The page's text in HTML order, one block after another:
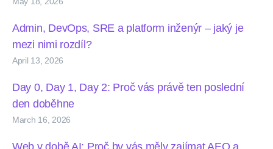
Admin, DevOps, SRE a platform inženýr – jaký je
mezi nimi rozdíl?
April 13, 2026
Day 0, Day 1, Day 2: Proč vás právě ten poslední
den doběhne
March 16, 2026
Web v době AI: Proč by vás měly zajímat AEO a